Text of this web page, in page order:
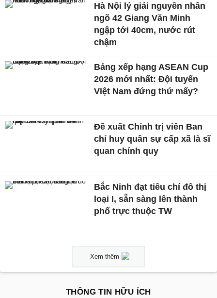
Hà Nội lý giải nguyên nhân
ngõ 42 Giang Văn Minh
ngập tới 40cm, nước rút
chậm
Bảng xếp hạng ASEAN Cup
2026 mới nhất: Đội tuyển
Việt Nam đứng thứ mấy?
Đề xuất Chính trị viên Ban
chỉ huy quân sự cấp xã là sĩ
quan chính quy
Bắc Ninh đạt tiêu chí đô thị
loại I, sẵn sàng lên thành
phố trực thuộc TW
Xem thêm
THÔNG TIN HỮU ÍCH